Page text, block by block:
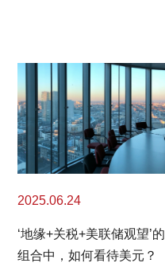
2025.06.24
‘地缘+关税+美联储观望’的
组合中，如何看待美元？